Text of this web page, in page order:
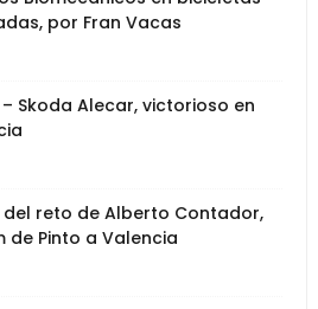
por Fran Vacas
Skoda Alecar, victorioso en
reto de Alberto Contador,
de Pinto a Valencia